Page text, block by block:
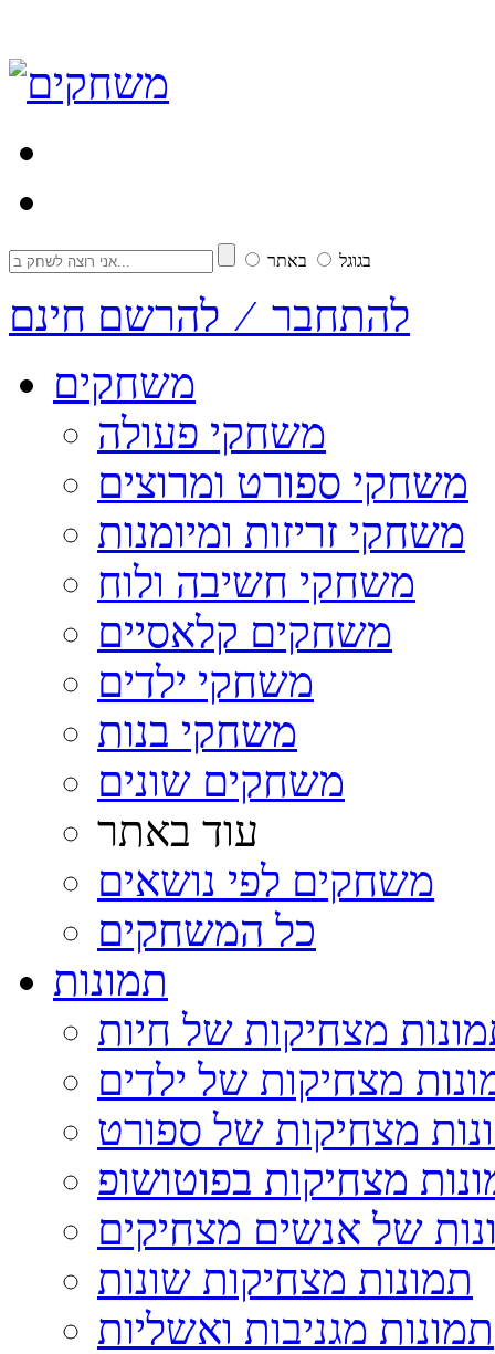
בגוגל באתר
להתחבר ⁄ להרשם חינם
משחקים
משחקי פעולה
משחקי ספורט ומרוצים
משחקי זריזות ומיומנות
משחקי חשיבה ולוח
משחקים קלאסיים
משחקי ילדים
משחקי בנות
משחקים שונים
עוד באתר
משחקים לפי נושאים
כל המשחקים
תמונות
מצחיקות של חיות
מצחיקות של ילדים
מצחיקות של ספורט
מצחיקות בפוטושופ
של אנשים מצחיקים
תמונות מצחיקות שונות
תמונות מגניבות ואשליות